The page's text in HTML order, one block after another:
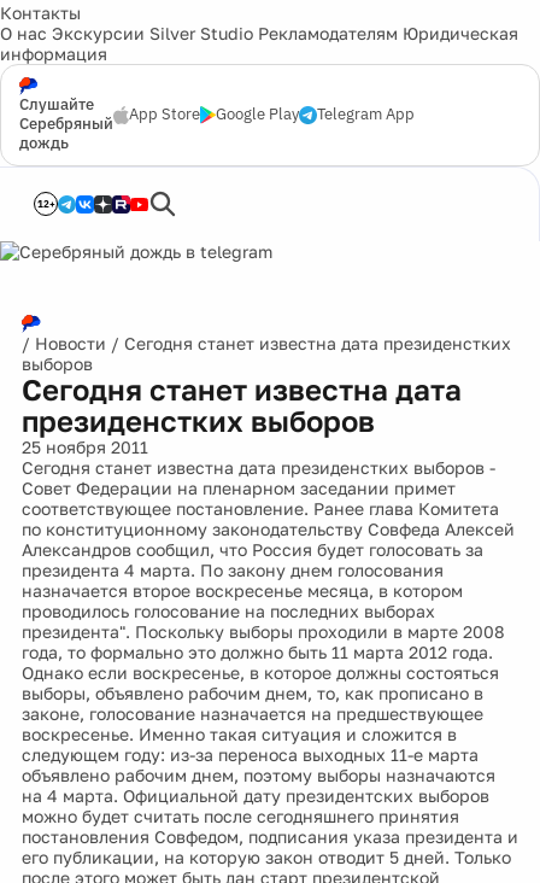
Контакты
О нас Экскурсии Silver Studio Рекламодателям Юридическая
информация
Слушайте
Серебряный
дождь
App Store Google Play Telegram App
12+
/ Новости / Сегодня станет известна дата президенстких
выборов
Сегодня станет известна дата
президенстких выборов
25 ноября 2011
Сегодня станет известна дата президенстких выборов -
Совет Федерации на пленарном заседании примет
соответствующее постановление. Ранее глава Комитета
по конституционному законодательству Совфеда Алексей
Александров сообщил, что Россия будет голосовать за
президента 4 марта. По закону днем голосования
назначается второе воскресенье месяца, в котором
проводилось голосование на последних выборах
президента". Поскольку выборы проходили в марте 2008
года, то формально это должно быть 11 марта 2012 года.
Однако если воскресенье, в которое должны состояться
выборы, объявлено рабочим днем, то, как прописано в
законе, голосование назначается на предшествующее
воскресенье. Именно такая ситуация и сложится в
следующем году: из-за переноса выходных 11-е марта
объявлено рабочим днем, поэтому выборы назначаются
на 4 марта. Официальной дату президентских выборов
можно будет считать после сегодняшнего принятия
постановления Совфедом, подписания указа президента и
его публикации, на которую закон отводит 5 дней. Только
после этого может быть дан старт президентской